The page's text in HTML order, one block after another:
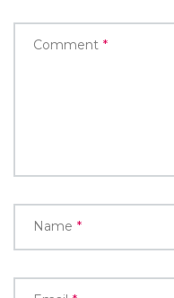
Comment *
Name *